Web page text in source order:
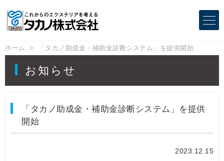
ホーム 「タカノ助成金・補助金診断システム」を提供開始
お知らせ
「タカノ助成金・補助金診断システム」を提供
開始
2023.12.15